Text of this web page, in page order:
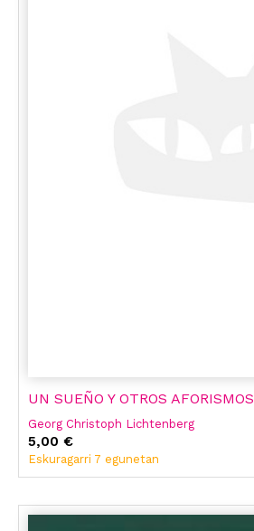
UN SUEÑO Y OTROS AFORISMOS
Georg Christoph Lichtenberg
5,00 €
Eskuragarri 7 egunetan